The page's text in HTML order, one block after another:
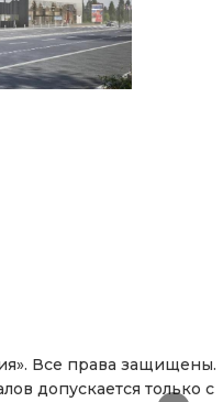
Все права защищены.
допускается только с